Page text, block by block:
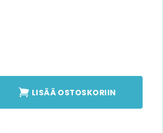
LISÄÄ OSTOSKORIIN